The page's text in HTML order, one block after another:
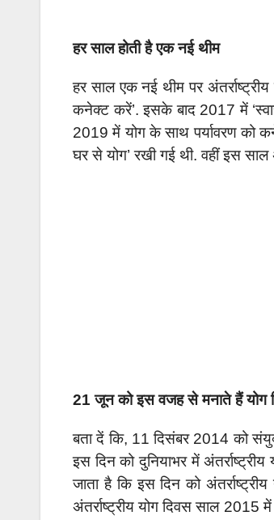
हर साल होती है एक नई थीम
हर साल एक नई थीम पर
कनेक्ट करें’. इसके बाद 2017 में
2019 में योग के साथ पर्यावरण को
घर से योग’ रखी गई थी. वहीं इस साल
21 जून को इस वजह से मनाते हैं योग
बता दें कि, 11 दिसंबर 2014 को
इस दिन को दुनियाभर में
जाता है कि इस दिन को
अंतर्राष्ट्रीय योग दिवस साल 2015